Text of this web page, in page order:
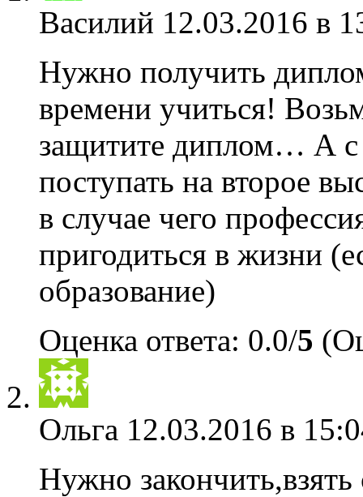
Василий 12.03.2016 в
Нужно получить
времени учиться!
защитите диплом… А
поступать на второе
в случае чего
пригодиться в жизни
образование)
Оценка ответа: 0.0/5
Ольга 12.03.2016 в
Нужно